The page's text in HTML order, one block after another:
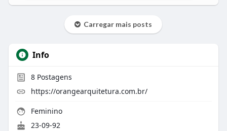
Carregar mais posts
Info
8Postagens
https://orangearquitetura.com.br/
Feminino
23-09-92